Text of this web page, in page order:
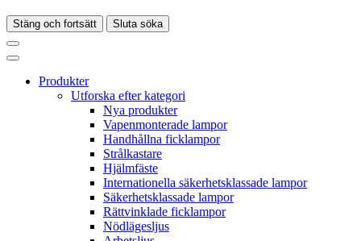
Stäng och fortsätt Sluta söka
Produkter
Utforska efter kategori
Nya produkter
Vapenmonterade lampor
Handhållna ficklampor
Strålkastare
Hjälmfäste
Internationella säkerhetsklassade lampor
Säkerhetsklassade lampor
Rättvinklade ficklampor
Nödlägesljus